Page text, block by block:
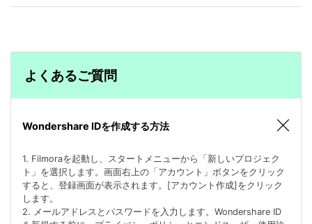
よくあるご質問
Wondershare IDを作成する方法
1. Filmoraを起動し、スタートメニューから「新しいプロジェク
ト」を選択します。画面右上の「アカウント」ボタンをクリック
すると、登録画面が表示されます。[アカウント作成]をクリック
します。
2. メールアドレスとパスワードを入力します。Wondershare ID